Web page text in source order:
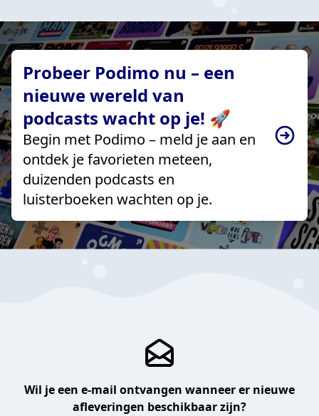
Probeer Podimo nu – een
nieuwe wereld van
podcasts wacht op je! 🚀
Begin met Podimo – meld je aan en
ontdek je favorieten meteen,
duizenden podcasts en
luisterboeken wachten op je.
Wil je een e-mail ontvangen wanneer er nieuwe
afleveringen beschikbaar zijn?